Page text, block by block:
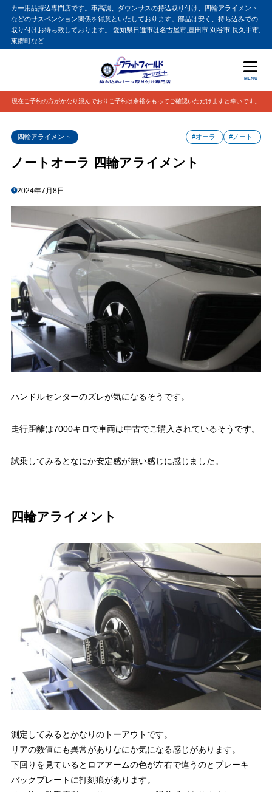
カー用品持込専門店です。車高調、ダウンサスの持込取り付け、四輪アライメント
などのサスペンション関係を得意といたしております。部品は安く、持ち込みでの
取り付けお待ち致しております。 愛知県日進市は名古屋市,豊田市,刈谷市,長久手市,
東郷町など
MENU
現在ご予約の方がかなり混んでおりご予約は余裕をもってご確認いただけますと幸いです。
四輪アライメント #オーラ #ノート
ノートオーラ 四輪アライメント
2024年7月8日
ハンドルセンターのズレが気になるそうです。
走行距離は7000キロで車両は中古でご購入されているそうです。
試乗してみるとなにか安定感が無い感じに感じました。
四輪アライメント
測定してみるとかなりのトーアウトです。
リアの数値にも異常がありなにか気になる感じがあります。
下回りを見ているとロアアームの色が左右で違うのとブレーキ
バックプレートに打刻痕があります。